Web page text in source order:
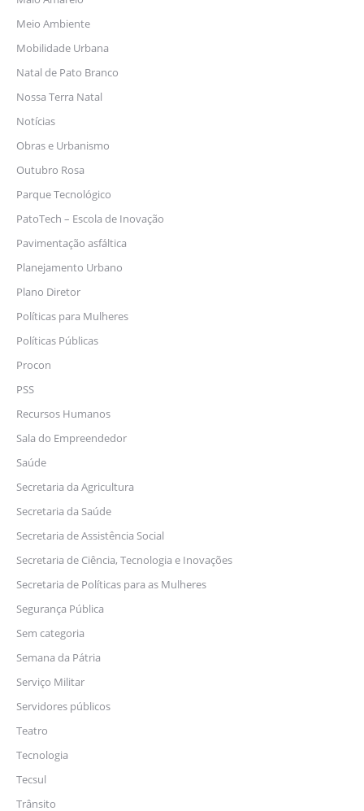
Meio Ambiente
Mobilidade Urbana
Natal de Pato Branco
Nossa Terra Natal
Notícias
Obras e Urbanismo
Outubro Rosa
Parque Tecnológico
PatoTech – Escola de Inovação
Pavimentação asfáltica
Planejamento Urbano
Plano Diretor
Políticas para Mulheres
Políticas Públicas
Procon
PSS
Recursos Humanos
Sala do Empreendedor
Saúde
Secretaria da Agricultura
Secretaria da Saúde
Secretaria de Assistência Social
Secretaria de Ciência, Tecnologia e Inovações
Secretaria de Políticas para as Mulheres
Segurança Pública
Sem categoria
Semana da Pátria
Serviço Militar
Servidores públicos
Teatro
Tecnologia
Tecsul
Trânsito